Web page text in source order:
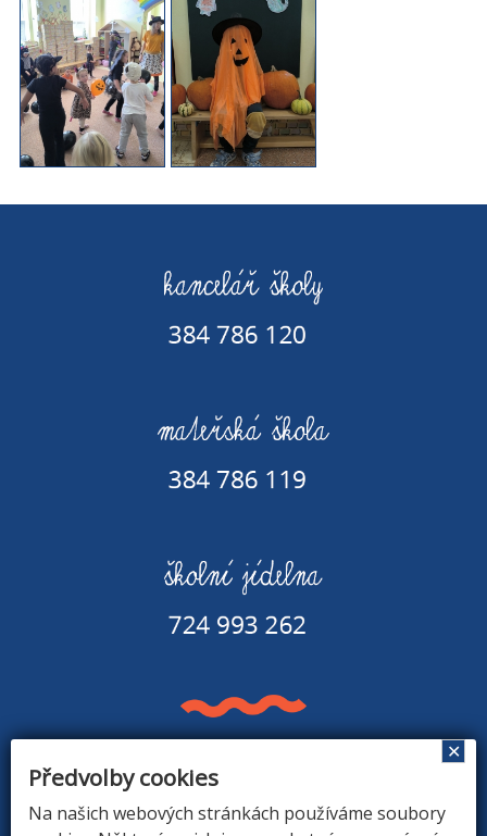
Základní škola a Mateřská škola v Rapšachu
378 07 Rapšach 290
Předvolby cookies
Na našich webových stránkách používáme soubory
✕